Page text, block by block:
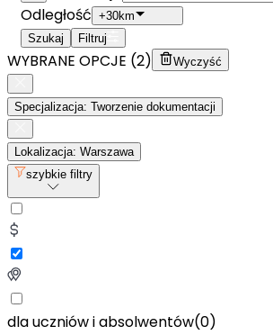
Odległość +30km
Szukaj
Filtruj
WYBRANE OPCJE (2) Wyczyść
Specjalizacja: Tworzenie dokumentacji
Lokalizacja: Warszawa
szybkie filtry
dla uczniów i absolwentów(0)